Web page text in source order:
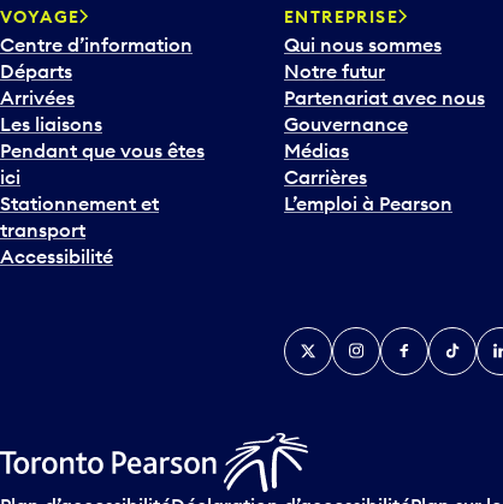
u
c
h
e
F
l
c
h
e
a
VOYAGE
Centre d’information
Départs
Arrivées
Les liaisons
Pendant que vous êtes
ici
Stationnement et
transport
Accessibilité
ENTREPRISE
Qui nous sommes
Notre futur
Partenariat avec nous
Gouvernance
Médias
Carrières
L’emploi à Pearson
TwitterInstagramFacebook
TikTok